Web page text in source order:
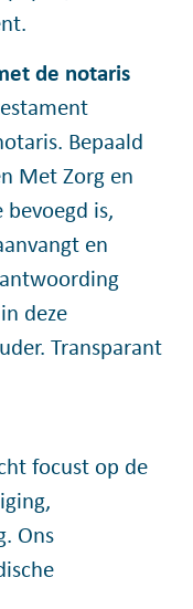
de notaris
Bepaald
Met Zorg en
is,
en
deze
Transparant
focust op de
Ons